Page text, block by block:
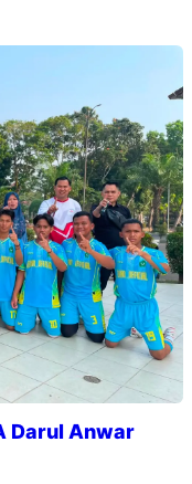
Darul Anwar